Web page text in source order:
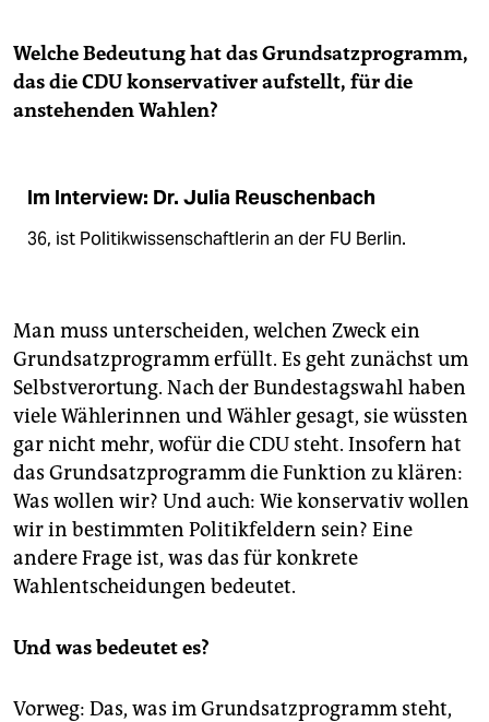
Welche Bedeutung hat das Grundsatzprogramm,
das die CDU konservativer aufstellt, für die
anstehenden Wahlen?
Im Interview: Dr. Julia Reuschenbach
36, ist Politikwissenschaftlerin an der FU Berlin.
Man muss unterscheiden, welchen Zweck ein
Grundsatzprogramm erfüllt. Es geht zunächst um
Selbstverortung. Nach der Bundestagswahl haben
viele Wählerinnen und Wähler gesagt, sie wüssten
gar nicht mehr, wofür die CDU steht. Insofern hat
das Grundsatzprogramm die Funktion zu klären:
Was wollen wir? Und auch: Wie konservativ wollen
wir in bestimmten Politikfeldern sein? Eine
andere Frage ist, was das für konkrete
Wahlentscheidungen bedeutet.
Und was bedeutet es?
Vorweg: Das, was im Grundsatzprogramm steht,